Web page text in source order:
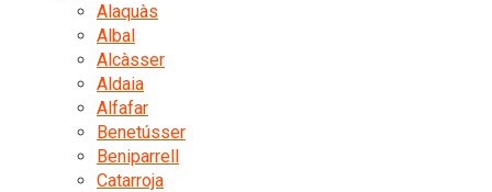
Alaquàs
Albal
Alcàsser
Aldaia
Alfafar
Benetússer
Beniparrell
Catarroja